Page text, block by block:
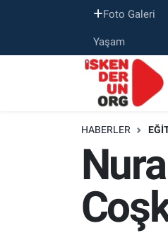
Foto Galeri
Yaşam
HABERLER